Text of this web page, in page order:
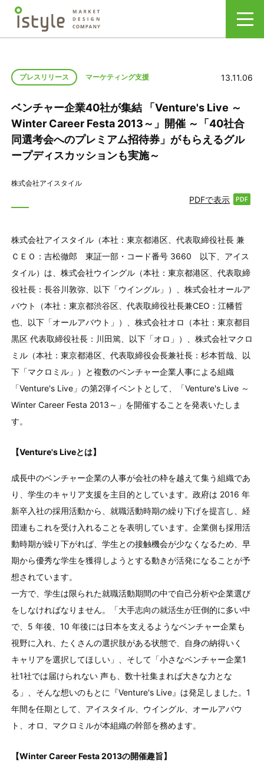
プレスリリース マーケティング支援 13.11.06
ベンチャー企業40社が集結 「Venture's Live ～
Winter Career Festa 2013～」開催 ～「40社合
同選考会へのプレミアム招待券」がもらえるグル
ープディスカッションも実施～
株式会社アイスタイル
PDFで表示
株式会社アイスタイル（本社：東京都港区、代表取締役社長 兼
ＣＥＯ：吉松徹郎 東証一部・コード番号 3660 以下、アイス
タイル）は、株式会社ウイングル（本社：東京都港区、代表取締
役社長：長谷川敦弥、以下「ウイングル」）、株式会社オールア
バウト（本社：東京都渋谷区、代表取締役社長兼CEO：江幡哲
也、以下「オールアバウト」）、株式会社オロ（本社：東京都目
黒区 代表取締役社長：川田篤、以下「オロ」）、株式会社マクロ
ミル（本社：東京都港区、代表取締役会長兼社長：杉本哲哉、以
下「マクロミル」）と複数のベンチャー企業人事による組織
「Venture's Live」の第2弾イベントとして、「Venture's Live ～
Winter Career Festa 2013～」を開催することを発表いたしま
す。
【Venture's Liveとは】
成長中のベンチャー企業の人事が会社の枠を越えて集う組織であ
り、学生のキャリア支援を主目的としています。政府は 2016 年
新卒入社の採用活動から、就職活動時期の繰り下げを提言し、経
団連もこれを受け入れることを表明しています。企業側も採用活
動時期が繰り下がれば、学生との接触機会が少なくなるため、早
期から優秀な学生を獲得しようとする動きが活発になることが予
想されています。
一方で、学生は限られた就職活動期間の中で自己分析や企業選び
をしなければなりません。「大手志向の就活生が圧倒的に多い中
で、5 年後、10 年後には日本を支えるようなベンチャー企業も
視野に入れ、たくさんの選択肢がある状態で、自身の納得いく
キャリアを選択してほしい」、そして「小さなベンチャー企業1
社1社では届けられない 声も、数十社集まれば大きな力とな
る」、そんな想いのもとに『Venture's Live』は発足しました。1
年間を任期として、アイスタイル、ウイングル、オールアバウ
ト、オロ、マクロミルが本組織の幹部を務めます。
【Winter Career Festa 2013の開催趣旨】